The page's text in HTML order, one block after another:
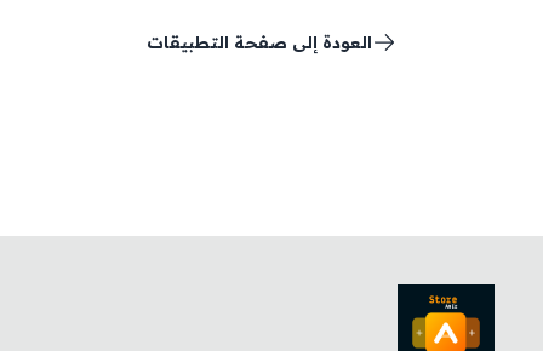
العودة إلى صفحة التطبيقات